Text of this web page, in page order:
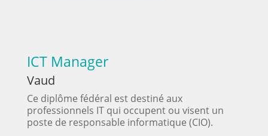
ICT Manager
Vaud
Ce diplôme fédéral est destiné aux
professionnels IT qui occupent ou visent un
poste de responsable informatique (CIO).